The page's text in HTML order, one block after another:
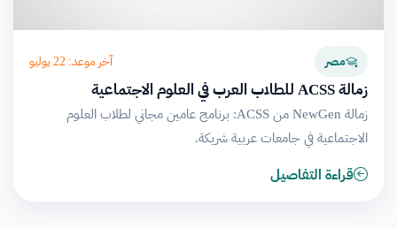
مصر آخر موعد: 22 يوليو
زمالة ACSS للطلاب العرب في العلوم الاجتماعية
زمالة NewGen من ACSS: برنامج عامين مجاني لطلاب العلوم
الاجتماعية في جامعات عربية شريكة.
قراءة التفاصيل